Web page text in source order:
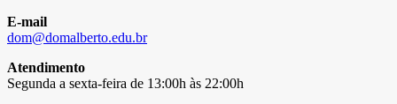
E-mail
dom@domalberto.edu.br
Atendimento
Segunda a sexta-feira de 13:00h às 22:00h